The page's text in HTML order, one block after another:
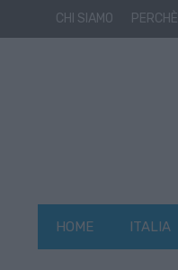
CHI SIAMO PERCHÈ
HOME ITALIA